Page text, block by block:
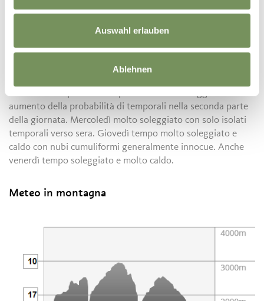
Auswahl erlauben
Ablehnen
max.
Per martedì si prevede tempo abbastanza soleggiato con
aumento della probabilità di temporali nella seconda parte
della giornata. Mercoledì molto soleggiato con solo isolati
temporali verso sera. Giovedì tempo molto soleggiato e
caldo con nubi cumuliformi generalmente innocue. Anche
venerdì tempo soleggiato e molto caldo.
Meteo in montagna